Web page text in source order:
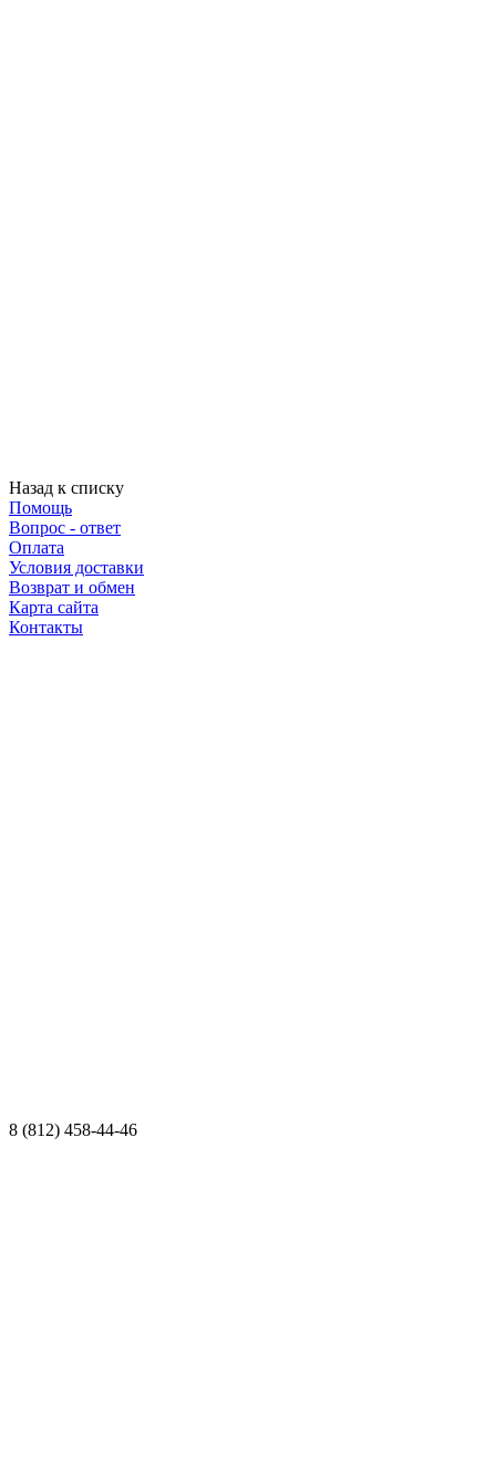
Назад к списку
Помощь
Вопрос - ответ
Оплата
Условия доставки
Возврат и обмен
Карта сайта
Контакты
8 (812) 458-44-46